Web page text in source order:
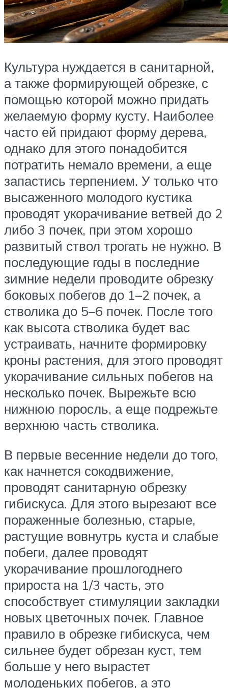
Культура нуждается в санитарной,
а также формирующей обрезке, с
помощью которой можно придать
желаемую форму кусту. Наиболее
часто ей придают форму дерева,
однако для этого понадобится
потратить немало времени, а еще
запастись терпением. У только что
высаженного молодого кустика
проводят укорачивание ветвей до 2
либо 3 почек, при этом хорошо
развитый ствол трогать не нужно. В
последующие годы в последние
зимние недели проводите обрезку
боковых побегов до 1–2 почек, а
стволика до 5–6 почек. После того
как высота стволика будет вас
устраивать, начните формировку
кроны растения, для этого проводят
укорачивание сильных побегов на
несколько почек. Вырежьте всю
нижнюю поросль, а еще подрежьте
верхнюю часть стволика.
В первые весенние недели до того,
как начнется сокодвижение,
проводят санитарную обрезку
гибискуса. Для этого вырезают все
пораженные болезнью, старые,
растущие вовнутрь куста и слабые
побеги, далее проводят
укорачивание прошлогоднего
прироста на 1/3 часть, это
способствует стимуляции закладки
новых цветочных почек. Главное
правило в обрезке гибискуса, чем
сильнее будет обрезан куст, тем
больше у него вырастет
молоденьких побегов, а это